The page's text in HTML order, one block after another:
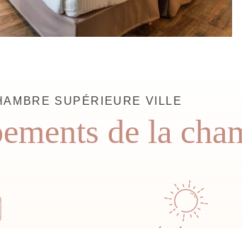
SUPÉRIEURE VILLE
de la